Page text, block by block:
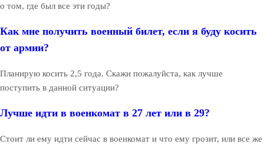
о том, где был все эти годы?
Как мне получить военный билет, если я буду косить
от армии?
Планирую косить 2,5 года. Скажи пожалуйста, как лучше
поступить в данной ситуации?
Лучше идти в военкомат в 27 лет или в 29?
Стоит ли ему идти сейчас в военкомат и что ему грозит, или все же